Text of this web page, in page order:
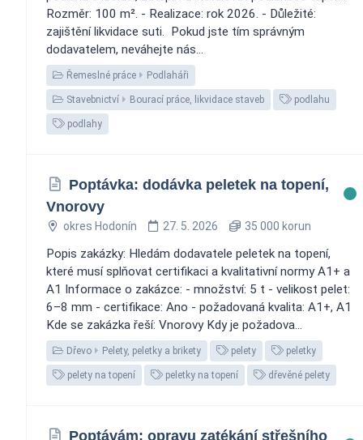
Rozměr: 100 m². - Realizace: rok 2026. - Důležité:
zajištění likvidace suti. ️ Pokud jste tím správným
dodavatelem, neváhejte nás...
Řemeslné práce Podlaháři
Stavebnictví Bourací práce, likvidace staveb podlahu
podlahy
Poptávka: dodávka peletek na topení,
Vnorovy
okres Hodonín 27. 5. 2026 35 000 korun
Popis zakázky: Hledám dodavatele peletek na topení,
které musí splňovat certifikaci a kvalitativní normy A1+ a
A1 Informace o zakázce: - množství: 5 t - velikost pelet:
6–8 mm - certifikace: Ano - požadovaná kvalita: A1+, A1
Kde se zakázka řeší: Vnorovy Kdy je požadova...
Dřevo Pelety, peletky a brikety pelety peletky
pelety na topení peletky na topení dřevěné pelety
Poptávám: opravu zatékání střešního